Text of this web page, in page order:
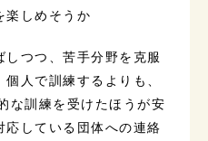
楽しめそうか
つつ、苦手分野を克服
人で訓練するよりも、
な訓練を受けたほうが安
している団体への連絡